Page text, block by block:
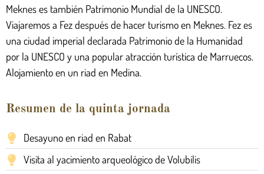
Meknes es también Patrimonio Mundial de la UNESCO.
Viajaremos a Fez después de hacer turismo en Meknes. Fez es
una ciudad imperial declarada Patrimonio de la Humanidad
por la UNESCO y una popular atracción turística de Marruecos.
Alojamiento en un riad en Medina.
Resumen de la quinta jornada
Desayuno en riad en Rabat
Visita al yacimiento arqueológico de Volubilis